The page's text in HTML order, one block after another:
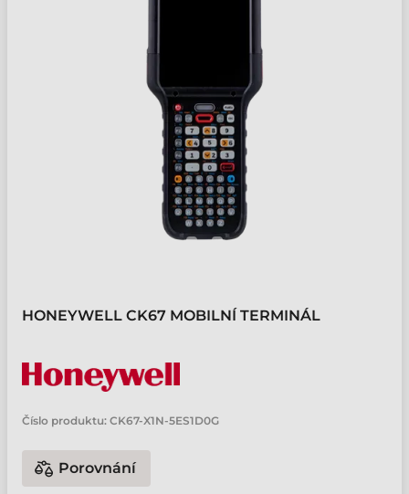
HONEYWELL CK67 MOBILNÍ TERMINÁL
Číslo produktu: CK67-X1N-5ES1D0G
Porovnání